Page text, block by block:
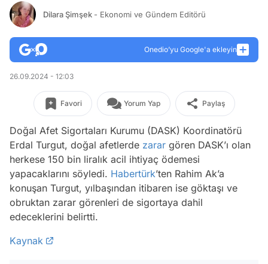
Dilara Şimşek - Ekonomi ve Gündem Editörü
Onedio’yu Google'a ekleyin
26.09.2024 - 12:03
Favori Yorum Yap Paylaş
Doğal Afet Sigortaları Kurumu (DASK) Koordinatörü
Erdal Turgut, doğal afetlerde zarar gören DASK’ı olan
herkese 150 bin liralık acil ihtiyaç ödemesi
yapacaklarını söyledi. Habertürk’ten Rahim Ak’a
konuşan Turgut, yılbaşından itibaren ise göktaşı ve
obruktan zarar görenleri de sigortaya dahil
edeceklerini belirtti.
Kaynak